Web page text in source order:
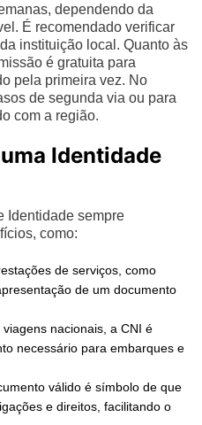
dependendo da
É recomendado verificar
instituição local. Quanto às
é gratuita para
pela primeira vez. No
de segunda via ou para
com a região.
Identidade
Identidade sempre
como:
de serviços, como
de um documento
viagens nacionais, a CNI é
necessário para embarques e
válido é símbolo de que
e direitos, facilitando o